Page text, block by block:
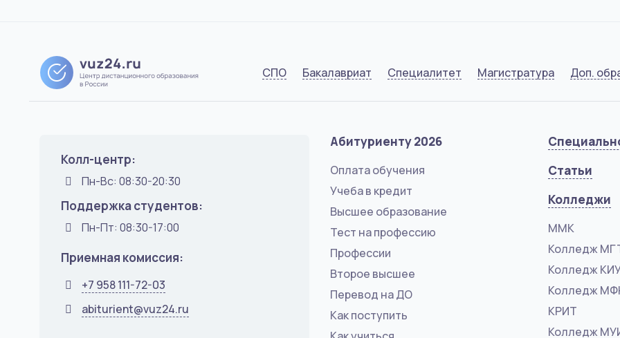
СПО Бакалавриат Специалитет Магистратура Доп.
Колл-центр:
Пн-Вс: 08:30-20:30
Поддержка студентов:
Пн-Пт: 08:30-17:00
Приемная комиссия:
+7 958 111-72-03
abiturient@vuz24.ru
Абитуриенту 2026
Оплата обучения
Учеба в кредит
Высшее образование
Тест на профессию
Профессии
Второе высшее
Перевод на ДО
Как поступить
Статьи
Колледжи
ММК
Колледж
Колледж
Колледж
КРИТ
Колледж